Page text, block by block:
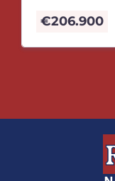
€206.900